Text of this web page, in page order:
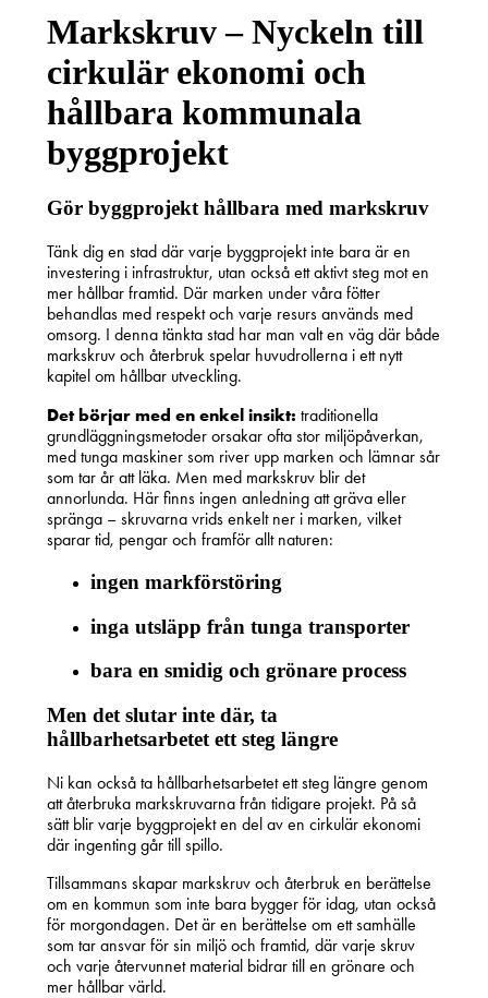
Markskruv – Nyckeln till
cirkulär ekonomi och
hållbara kommunala
byggprojekt
Gör byggprojekt hållbara med markskruv
Tänk dig en stad där varje byggprojekt inte bara är en
investering i infrastruktur, utan också ett aktivt steg mot en
mer hållbar framtid. Där marken under våra fötter
behandlas med respekt och varje resurs används med
omsorg. I denna tänkta stad har man valt en väg där både
markskruv och återbruk spelar huvudrollerna i ett nytt
kapitel om hållbar utveckling.
Det börjar med en enkel insikt: traditionella
grundläggningsmetoder orsakar ofta stor miljöpåverkan,
med tunga maskiner som river upp marken och lämnar sår
som tar år att läka. Men med markskruv blir det
annorlunda. Här finns ingen anledning att gräva eller
spränga – skruvarna vrids enkelt ner i marken, vilket
sparar tid, pengar och framför allt naturen:
ingen markförstöring
inga utsläpp från tunga transporter
bara en smidig och grönare process
Men det slutar inte där, ta
hållbarhetsarbetet ett steg längre
Ni kan också ta hållbarhetsarbetet ett steg längre genom
att återbruka markskruvarna från tidigare projekt. På så
sätt blir varje byggprojekt en del av en cirkulär ekonomi
där ingenting går till spillo.
Tillsammans skapar markskruv och återbruk en berättelse
om en kommun som inte bara bygger för idag, utan också
för morgondagen. Det är en berättelse om ett samhälle
som tar ansvar för sin miljö och framtid, där varje skruv
och varje återvunnet material bidrar till en grönare och
mer hållbar värld.